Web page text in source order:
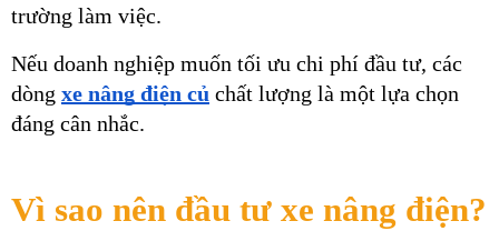
trường làm việc.
Nếu doanh nghiệp muốn tối ưu chi phí đầu tư, các
dòng xe nâng điện củ chất lượng là một lựa chọn
đáng cân nhắc.
Vì sao nên đầu tư xe nâng điện?